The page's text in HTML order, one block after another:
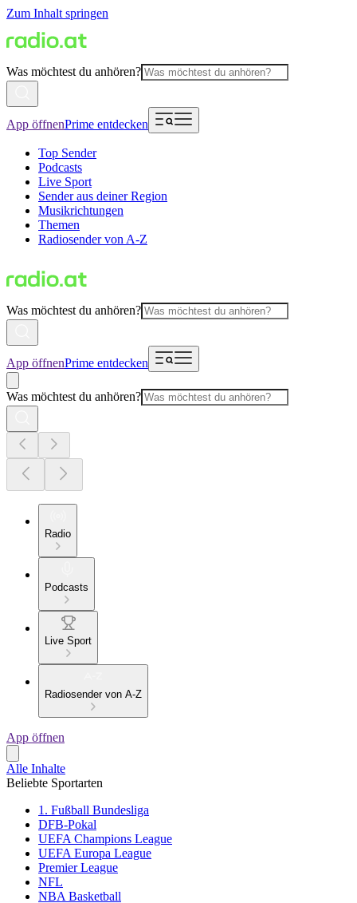
Zum Inhalt springen
Was möchtest du anhören?
App öffnenPrime entdecken
Top Sender
Podcasts
Live Sport
Sender aus deiner Region
Musikrichtungen
Themen
Radiosender von A-Z
Was möchtest du anhören?
App öffnenPrime entdecken
Was möchtest du anhören?
Radio
Podcasts
Live Sport
Radiosender von A-Z
App öffnen
Alle Inhalte
Beliebte Sportarten
1. Fußball Bundesliga
DFB-Pokal
UEFA Champions League
UEFA Europa League
Premier League
NFL
NBA Basketball